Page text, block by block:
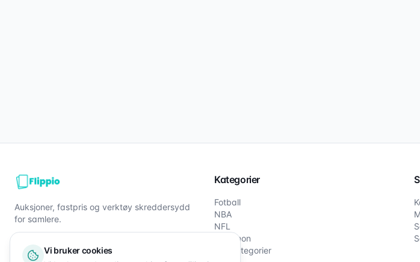
Auksjoner, fastpris og verktøy skreddersydd
for samlere.
Kategorier
Fotball
NBA
NFL
Pokémon
Alle kategorier
Vi bruker cookies